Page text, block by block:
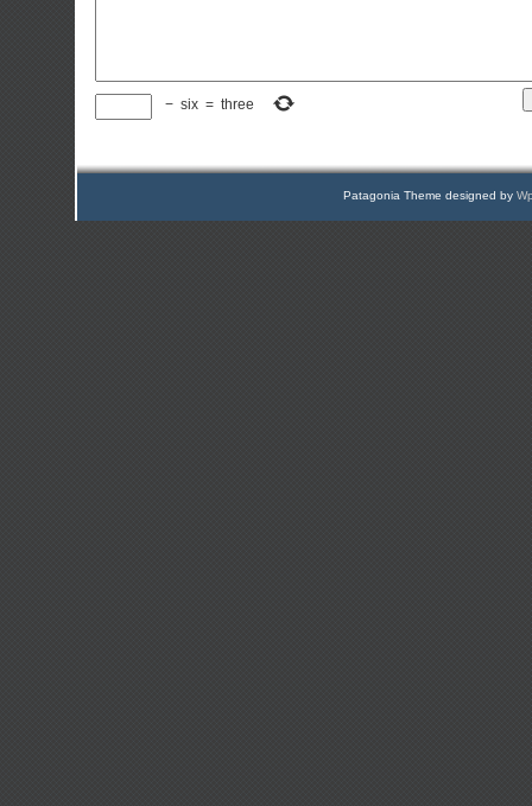
− six = three
Patagonia Theme designed by